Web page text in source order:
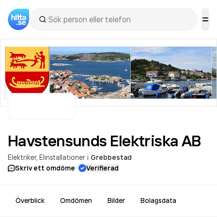
Havstensunds Elektriska AB
Elektriker Elinstallationer i Grebbestad
Skriv ett omdöme· Verifierad
Överblick Omdömen Bilder Bolagsdata